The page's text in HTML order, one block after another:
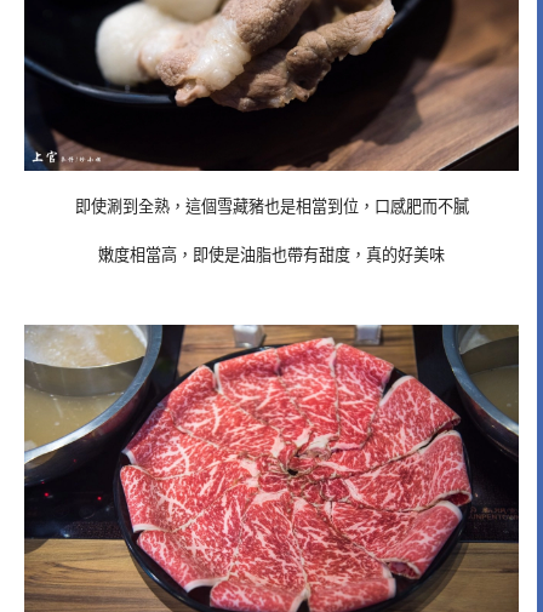
即使涮到全熟，這個雪藏豬也是相當到位，口感肥而不膩
嫩度相當高，即使是油脂也帶有甜度，真的好美味